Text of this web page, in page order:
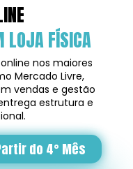
LOJA FÍSICA
nos maiores
Mercado Livre,
vendas e gestão
estrutura e
do 4° Mês